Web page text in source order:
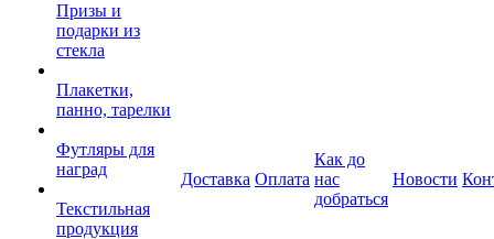
Призы и
подарки из
стекла
Плакетки,
панно, тарелки
Футляры для
наград
Текстильная
продукция
Доставка Оплата
Как до
нас
добраться
Новости